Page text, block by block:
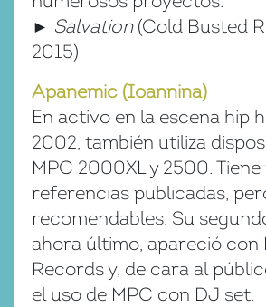
► Salvation(Cold Busted
2015)
Apanemic (Ioannina)
En activo en la escena hip
2002, también utiliza
MPC 2000XL y 2500.
referencias publicadas,
recomendables. Su
ahora último, apareció con
Records y, de cara al
el uso de MPC con DJ set.